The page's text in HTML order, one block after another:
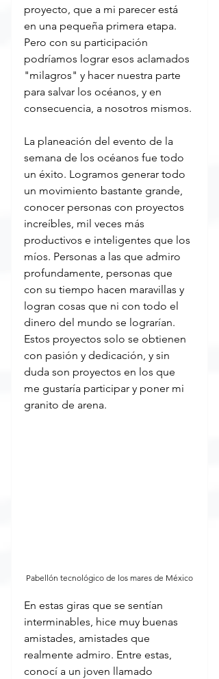
proyecto, que a mi parecer está
en una pequeña primera etapa.
Pero con su participación
podríamos lograr esos aclamados
"milagros" y hacer nuestra parte
para salvar los océanos, y en
consecuencia, a nosotros mismos.
La planeación del evento de la
semana de los océanos fue todo
un éxito. Logramos generar todo
un movimiento bastante grande,
conocer personas con proyectos
increíbles, mil veces más
productivos e inteligentes que los
míos. Personas a las que admiro
profundamente, personas que
con su tiempo hacen maravillas y
logran cosas que ni con todo el
dinero del mundo se lograrían.
Estos proyectos solo se obtienen
con pasión y dedicación, y sin
duda son proyectos en los que
me gustaría participar y poner mi
granito de arena.
Pabellón tecnológico de los mares de México
En estas giras que se sentían
interminables, hice muy buenas
amistades, amistades que
realmente admiro. Entre estas,
conocí a un joven llamado